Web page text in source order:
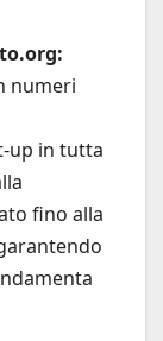
numeri
up in tutta
fino alla